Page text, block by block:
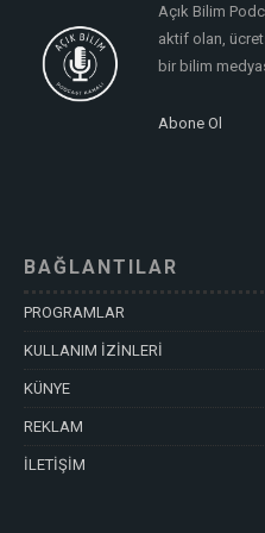
Açık Bilim
aktif olan,
bir bilim
Abone Ol
BAĞLANTILAR
PROGRAMLAR
KULLANIM İZİNLERİ
KÜNYE
REKLAM
İLETİŞİM